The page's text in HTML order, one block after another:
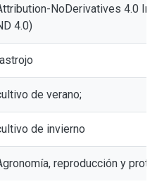
NoDerivatives 4.0
4.0)
de verano;
de invierno
reproducción y